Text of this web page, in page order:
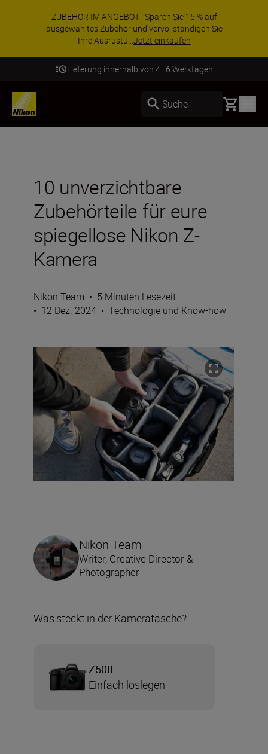
ZUBEHÖR IM ANGEBOT | Sparen Sie 15 % auf
ausgewähltes Zubehör und vervollständigen Sie
Ihre Ausrüstu...Jetzt einkaufen
Lieferung innerhalb von 4–6 Werktagen
Suche Basket
10 unverzichtbare
Zubehörteile für eure
spiegellose Nikon Z-
Kamera
Nikon Team • 5 Minuten Lesezeit
• 12 Dez. 2024 • Technologie und Know-how
Nikon Team
Writer, Creative Director &
Photographer
Was steckt in der Kameratasche?
Z50II
Einfach loslegen